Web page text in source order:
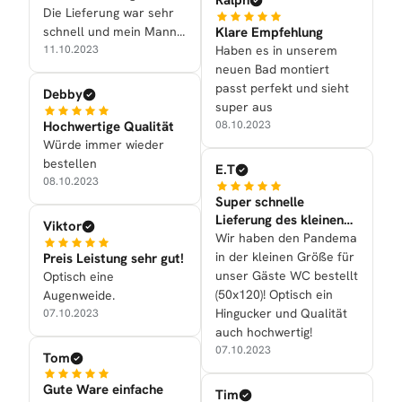
Die Lieferung war sehr
schnell und mein Mann
konnte den Heizkörper
auch selber anbringen
(Dank der Anleitung). Der
Heizkörper PANDEMA ist
ein echter Hingucker und
sieht super aus!
11.10.2023
Debby
Hochwertige Qualität
Würde immer wieder
bestellen
08.10.2023
Viktor
Preis Leistung sehr gut!
Optisch eine
Augenweide.
07.10.2023
Tom
Gute Ware einfache
Klare Empfehlung
Haben es in unserem
neuen Bad montiert
passt perfekt und sieht
super aus
08.10.2023
E.T
Super schnelle
Lieferung des kleinen
Handtuchtrockners
Wir haben den Pandema
in der kleinen Größe für
unser Gäste WC bestellt
(50x120)! Optisch ein
Hingucker und Qualität
auch hochwertig!
07.10.2023
Tim